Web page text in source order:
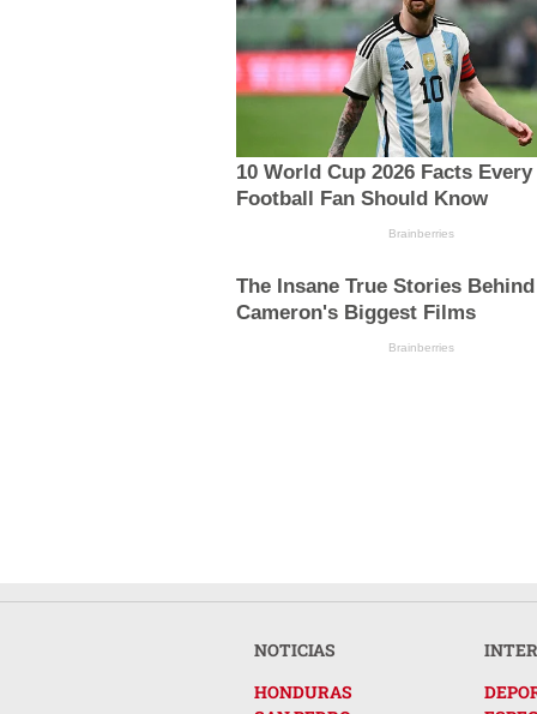
10 World Cup 2026 Facts Every
Football Fan Should Know
Brainberries
The Insane True Stories Behind
Cameron's Biggest Films
Brainberries
NOTICIAS
HONDURAS